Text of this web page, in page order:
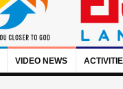
VIDEO NEWS